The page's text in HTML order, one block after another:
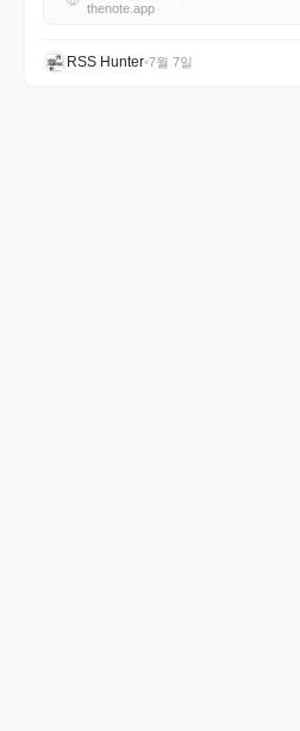
thenote.app
RSS Hunter•7월 7일